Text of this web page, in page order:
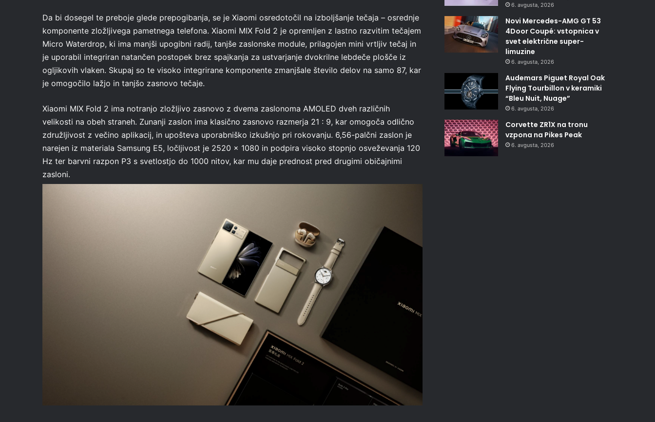
Da bi dosegel te preboje glede prepogibanja, se je Xiaomi osredotočil na izboljšanje tečaja – osrednje
komponente zložljivega pametnega telefona. Xiaomi MIX Fold 2 je opremljen z lastno razvitim tečajem
Micro Waterdrop, ki ima manjši upogibni radij, tanjše zaslonske module, prilagojen mini vrtljiv tečaj in
je uporabil integriran natančen postopek brez spajkanja za ustvarjanje dvokrilne lebdeče plošče iz
ogljikovih vlaken. Skupaj so te visoko integrirane komponente zmanjšale število delov na samo 87, kar
je omogočilo lažjo in tanjšo zasnovo tečaje.
Xiaomi MIX Fold 2 ima notranjo zložljivo zasnovo z dvema zaslonoma AMOLED dveh različnih
velikosti na obeh straneh. Zunanji zaslon ima klasično zasnovo razmerja 21 : 9, kar omogoča odlično
združljivost z večino aplikacij, in upošteva uporabniško izkušnjo pri rokovanju. 6,56-palčni zaslon je
narejen iz materiala Samsung E5, ločljivost je 2520 x 1080 in podpira visoko stopnjo osveževanja 120
Hz ter barvni razpon P3 s svetlostjo do 1000 nitov, kar mu daje prednost pred drugimi običajnimi
zasloni.
6. avgusta, 2026
Novi Mercedes-AMG GT 53
4Door Coupé: vstopnica v
svet električne super-
limuzine
6. avgusta, 2026
Audemars Piguet Royal Oak
Flying Tourbillon v keramiki
“Bleu Nuit, Nuage”
6. avgusta, 2026
Corvette ZR1X na tronu
vzpona na Pikes Peak
6. avgusta, 2026